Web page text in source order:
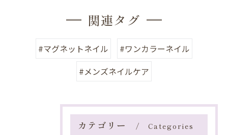
関連タグ
#マグネットネイル
#ワンカラーネイル
#メンズネイルケア
カテゴリー Categories